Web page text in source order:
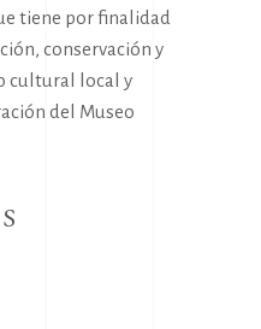
tiene por finalidad
conservación y
cultural local y
del Museo